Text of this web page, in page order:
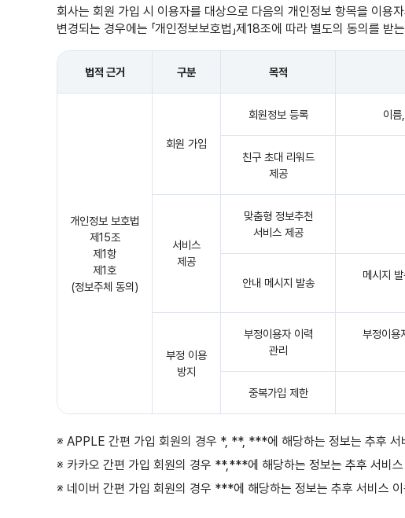
회사는 회원 가입 시 이용자를 대상으로 다음의 개인정보 항목을 이용
변경되는 경우에는 「개인정보보호법」제18조에 따라 별도의 동의를
법적 근거 구분 목적
개인정보 보호법
제15조
제1항
제1호
(정보주체 동의)
회원 가입
회원정보 등록 이
친구 초대 리워드
제공
서비스
제공
맞춤형 정보추천
서비스 제공
안내 메시지 발송
메시지
부정 이용
방지
부정이용자 이력
관리
부정이용
중복가입 제한
※ APPLE 간편 가입 회원의 경우 *, **, ***에 해당하는 정보는 추후 서
※ 카카오 간편 가입 회원의 경우 **,***에 해당하는 정보는 추후 서비
※ 네이버 간편 가입 회원의 경우 ***에 해당하는 정보는 추후 서비스